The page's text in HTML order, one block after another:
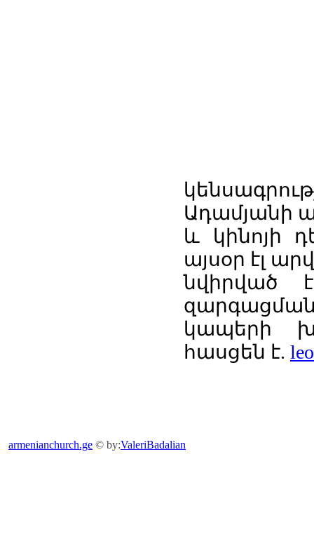
Ադամյանի
և կինոյի
այսօր էլ
նվիրված
կապերի
հասցեն է.
armenianchurch.ge © by:ValeriBadalian